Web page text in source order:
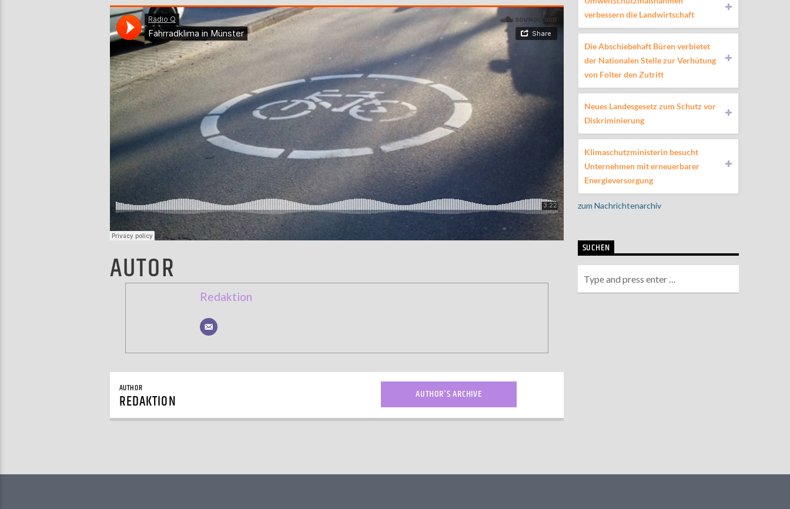
AUTOR
Redaktion
AUTHOR
REDAKTION AUTHOR'S ARCHIVE
verbessern die Landwirtschaft
Die Abschiebehaft Büren verbietet
der Nationalen Stelle zur Verhütung
von Folter den Zutritt
Neues Landesgesetz zum Schutz vor
Diskriminierung
Klimaschutzministerin besucht
Unternehmen mit erneuerbarer
Energieversorgung
zum Nachrichtenarchiv
SUCHEN